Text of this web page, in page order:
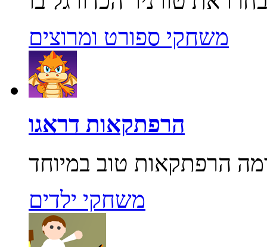
משחקי ספורט ומרוצים
הרפתקאות דראגו
משחקי ילדים